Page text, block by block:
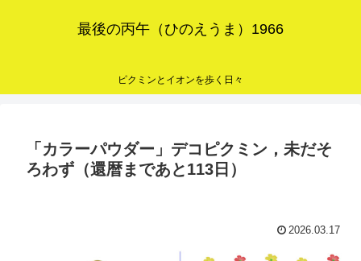
最後の丙午（ひのえうま）1966
ピクミンとイオンを歩く日々
「カラーパウダー」デコピクミン，未だそ
ろわず（還暦まであと113日）
2026.03.17